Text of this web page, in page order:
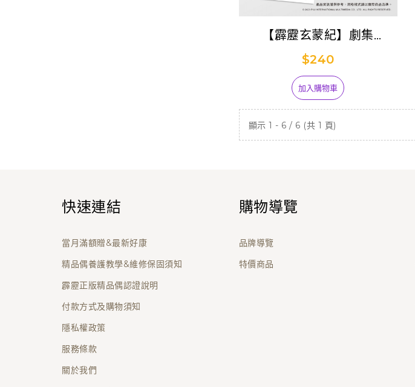
【霹靂玄蒙紀】劇集
Postcard套組
$240
加入購物車
顯示 1 - 6 / 6 (共 1 頁)
快速連結
當月滿額贈&最新好康
精品偶養護教學&維修保固須知
霹靂正版精品偶認證說明
付款方式及購物須知
隱私權政策
服務條款
關於我們
購物導覽
品牌導覽
特價商品